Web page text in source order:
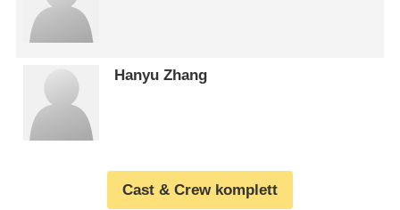
Hanyu Zhang
Cast & Crew komplett